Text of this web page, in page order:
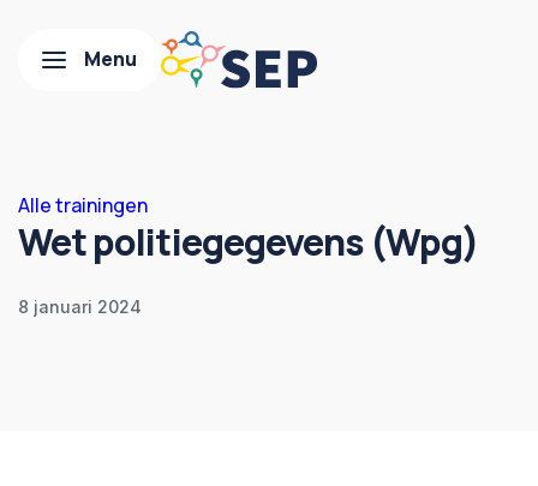
Alle trainingen
Wet politiegegevens (Wpg)
8 januari 2024